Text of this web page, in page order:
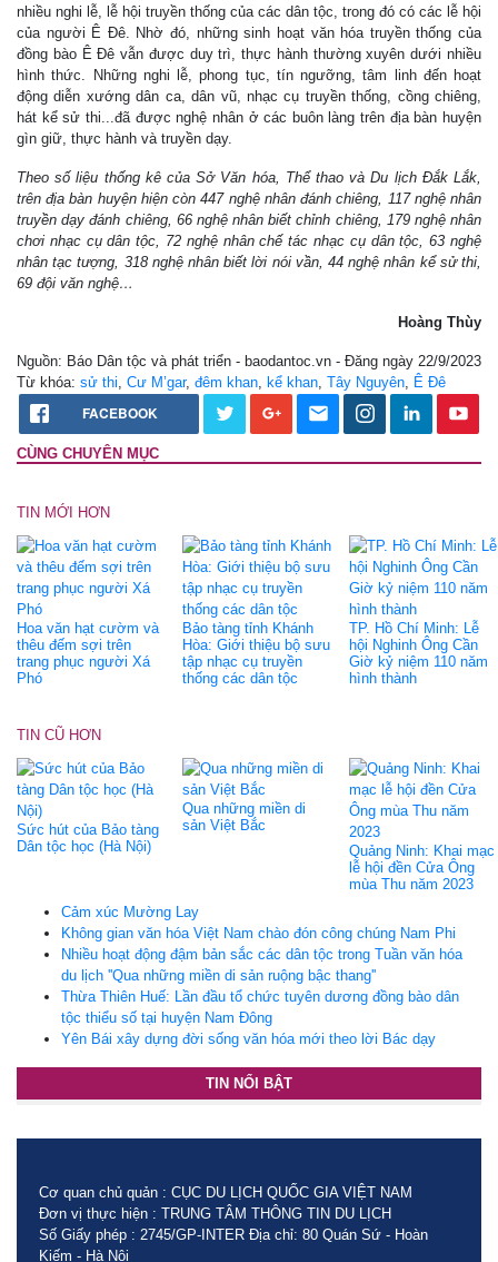
nhiều nghi lễ, lễ hội truyền thống của các dân tộc, trong đó có các lễ hội
của người Ê Đê. Nhờ đó, những sinh hoạt văn hóa truyền thống của
đồng bào Ê Đê vẫn được duy trì, thực hành thường xuyên dưới nhiều
hình thức. Những nghi lễ, phong tục, tín ngưỡng, tâm linh đến hoạt
động diễn xướng dân ca, dân vũ, nhạc cụ truyền thống, cồng chiêng,
hát kể sử thi...đã được nghệ nhân ở các buôn làng trên địa bàn huyện
gìn giữ, thực hành và truyền dạy.
Theo số liệu thống kê của Sở Văn hóa, Thể thao và Du lịch Đắk Lắk,
trên địa bàn huyện hiện còn 447 nghệ nhân đánh chiêng, 117 nghệ nhân
truyền dạy đánh chiêng, 66 nghệ nhân biết chỉnh chiêng, 179 nghệ nhân
chơi nhạc cụ dân tộc, 72 nghệ nhân chế tác nhạc cụ dân tộc, 63 nghệ
nhân tạc tượng, 318 nghệ nhân biết lời nói vần, 44 nghệ nhân kể sử thi,
69 đội văn nghệ…
Hoàng Thùy
Nguồn: Báo Dân tộc và phát triển - baodantoc.vn - Đăng ngày 22/9/2023
Từ khóa: sử thi Cư M’gar, đêm khan kể khan Tây Nguyên Ê Đê
FACEBOOK
CÙNG CHUYÊN MỤC
TIN MỚI HƠN
Hoa văn hạt cườm và
thêu đếm sợi trên
trang phục người Xá
Phó
Bảo tàng tỉnh Khánh
Hòa: Giới thiệu bộ sưu
tập nhạc cụ truyền
thống các dân tộc
TP. Hồ Chí Minh: Lễ
hội Nghinh Ông Cần
Giờ kỷ niệm 110 năm
hình thành
TIN CŨ HƠN
Sức hút của Bảo tàng
Dân tộc học (Hà Nội)
Qua những miền di
sản Việt Bắc
Quảng Ninh: Khai mạc
lễ hội đền Cửa Ông
mùa Thu năm 2023
Cảm xúc Mường Lay
Không gian văn hóa Việt Nam chào đón công chúng Nam Phi
Nhiều hoạt động đậm bản sắc các dân tộc trong Tuần văn hóa
du lịch ''Qua những miền di sản ruộng bậc thang''
Thừa Thiên Huế: Lần đầu tổ chức tuyên dương đồng bào dân
tộc thiểu số tại huyện Nam Đông
Yên Bái xây dựng đời sống văn hóa mới theo lời Bác dạy
TIN NỔI BẬT
Cơ quan chủ quản : CỤC DU LỊCH QUỐC GIA VIỆT NAM
Đơn vị thực hiện : TRUNG TÂM THÔNG TIN DU LỊCH
Số Giấy phép : 2745/GP-INTER Địa chỉ: 80 Quán Sứ - Hoàn
Kiếm - Hà Nội